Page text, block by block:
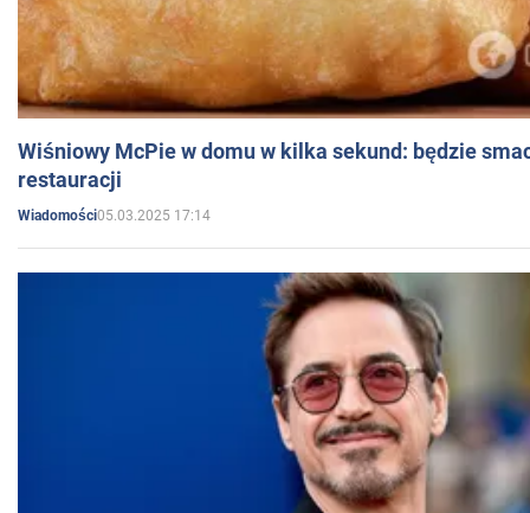
Wiśniowy McPie w domu w kilka sekund: będzie
restauracji
Wiadomości05.03.2025 17:14